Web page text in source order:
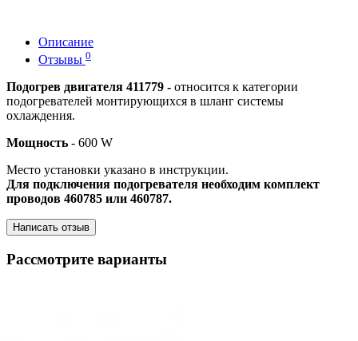
Описание
Отзывы 0
Подогрев двигателя 411779 - относится к категории
подогревателей монтирующихся в шланг системы
охлаждения.
Мощность - 600 W
Место установки указано в инструкции.
Для подключения подогревателя необходим комплект
проводов 460785 или 460787.
Написать отзыв
Рассмотрите варианты